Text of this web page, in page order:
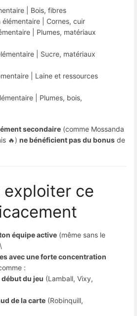
| Bois, fibres
élémentaire | Cornes, cuir
| Plumes, matériaux
| Sucre, matériaux
| Laine et ressources
| Plumes, bois,
secondaire (comme Mossanda
🔥) ne bénéficient pas du bonus de
exploiter ce
équipe active (même sans le
avec une forte concentration
:
du jeu (Lamball, Vixy,
de la carte (Robinquill,